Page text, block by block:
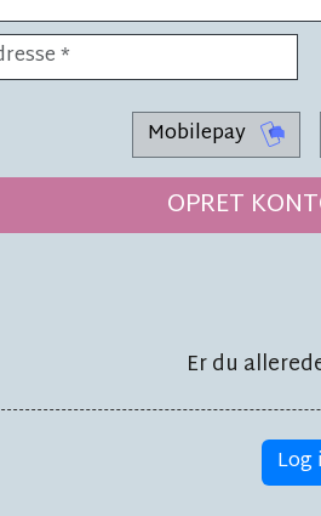
Mobilepay
OPRET
Er du
Log
vi finde
kroner